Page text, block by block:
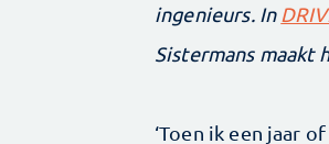
ingenieurs. In
Sistermans maakt
‘Toen ik een jaar